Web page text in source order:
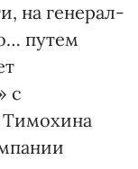
на генерал-
путем
с
Тимохина